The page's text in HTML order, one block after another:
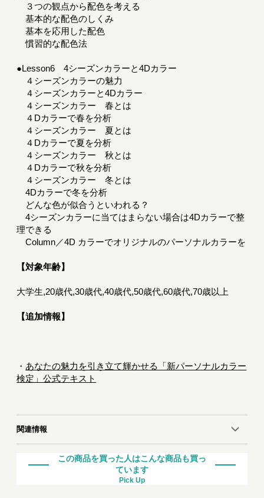
３つの観点から配色を考える
基本的な配色のしくみ
基本を応用した配色
慣習的な配色法
●Lesson6 4シーズンカラーと4Dカラー
４シーズンカラーの魅力
４シーズンカラーと4Dカラー
４シーズンカラー 春とは
４Dカラーで春を分析
４シーズンカラー 夏とは
４Dカラーで夏を分析
４シーズンカラー 秋とは
４Dカラーで秋を分析
４シーズンカラー 冬とは
4Dカラーで冬を分析
どんな色が似合うといわれる？
4シーズンカラーに当てはまらない場合は4Dカラーで整
理できる
Column／4D カラーでオリジナルのパーソナルカラーを
【対象年齢】
大学生,20歳代,30歳代,40歳代,50歳代,60歳代,70歳以上
【追加情報】
・ あなたの魅力を引き立て輝かせる「新パーソナルカラー
検定」公式テキスト
関連情報
この商品を買った人はこんな商品も買っ
ています
Pick Up